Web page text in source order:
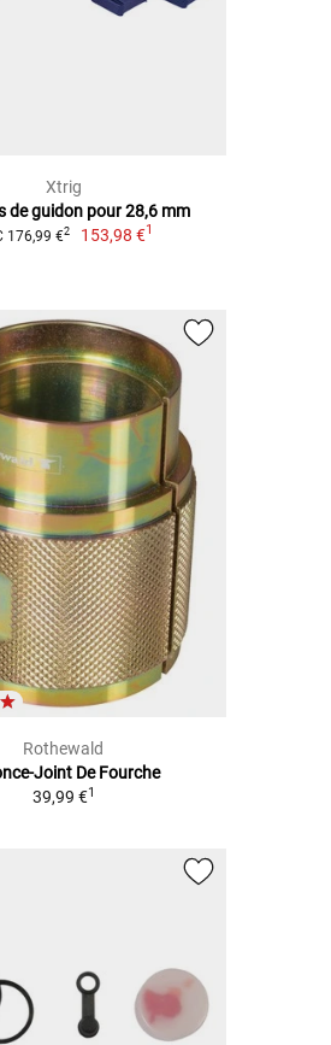
Xtrig
de guidon pour 28,6 mm
176,99 €2 153,98 €1
Rothewald
Joint De Fourche
39,99 €1